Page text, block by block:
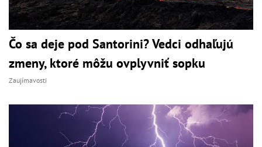
Čo sa deje pod Santorini? Vedci odhaľujú
zmeny, ktoré môžu ovplyvniť sopku
Zaujímavosti